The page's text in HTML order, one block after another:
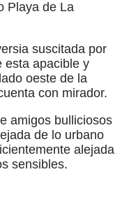
Playa de La
suscitada por
esta apacible y
oeste de la
con mirador.
amigos bulliciosos
de lo urbano
alejada
sensibles.